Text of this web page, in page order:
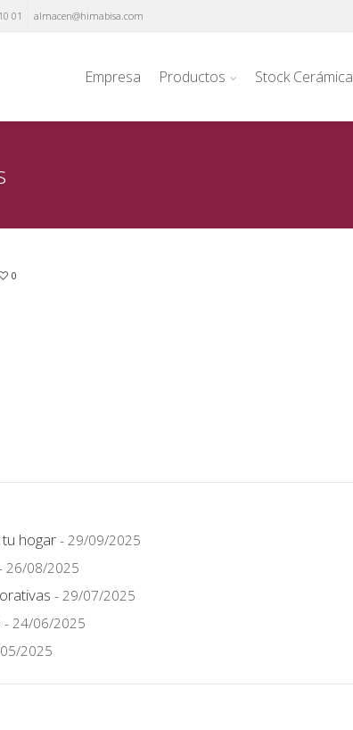
01 almacen@himabisa.com
Empresa Productos Stock Cerámica
0
hogar - 29/09/2025
26/08/2025
- 29/07/2025
- 24/06/2025
2025